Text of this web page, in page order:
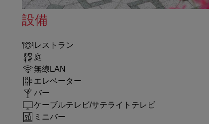
設備
レストラン
庭
無線LAN
エレベーター
バー
ケーブルテレビ/サテライトテレビ
ミニバー